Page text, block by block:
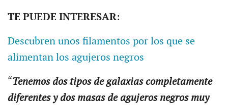
TE PUEDE INTERESAR:
Descubren unos filamentos por los que se
alimentan los agujeros negros
“Tenemos dos tipos de galaxias completamente
diferentes y dos masas de agujeros negros muy